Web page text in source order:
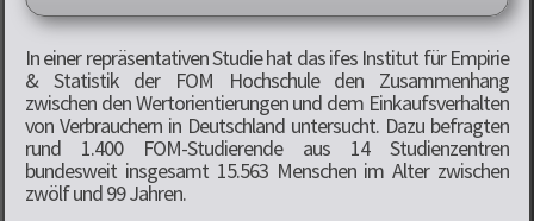
In einer repräsentativen Studie hat das ifes Institut für Empirie
& Statistik der FOM Hochschule den Zusammenhang
zwischen den Wertorientierungen und dem Einkaufsverhalten
von Verbrauchern in Deutschland untersucht. Dazu befragten
rund 1.400 FOM-Studierende aus 14 Studienzentren
bundesweit insgesamt 15.563 Menschen im Alter zwischen
zwölf und 99 Jahren.